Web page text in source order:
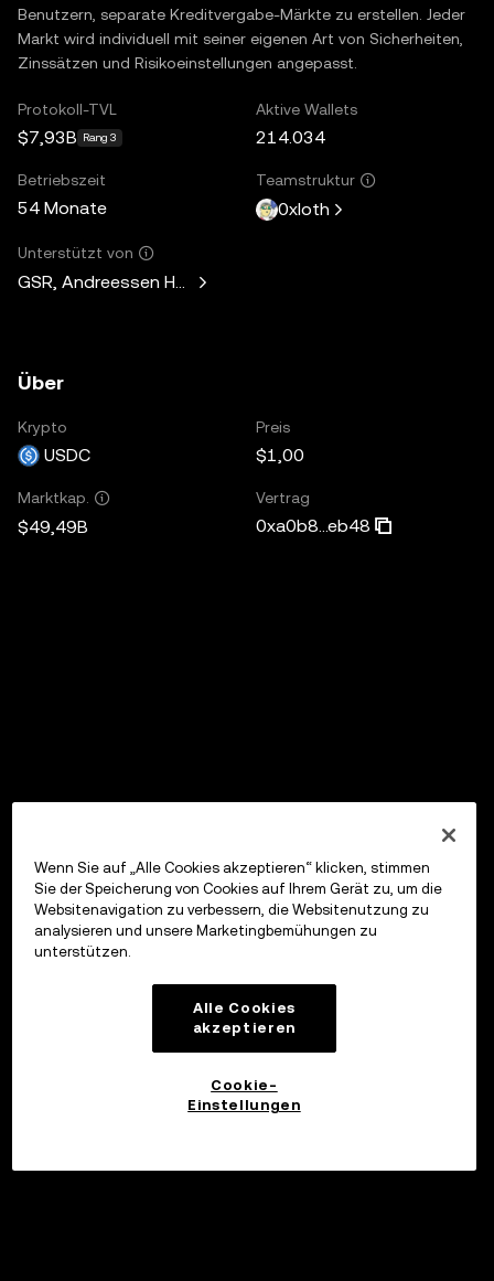
Benutzern, separate Kreditvergabe-Märkte zu erstellen. Jeder
Markt wird individuell mit seiner eigenen Art von Sicherheiten,
Zinssätzen und Risikoeinstellungen angepasst.
Protokoll-TVL
$7,93B Rang 3
Aktive Wallets
214.034
Betriebszeit
54 Monate
Teamstruktur
0xloth
Unterstützt von
GSR, Andreessen Horowitz, Mechanism Capital, Variant
Über
Krypto
USDC
Preis
$1,00
Marktkap.
$49,49B
Vertrag
0xa0b8...eb48
Wenn Sie auf „Alle Cookies akzeptieren“ klicken, stimmen
Sie der Speicherung von Cookies auf Ihrem Gerät zu, um die
Websitenavigation zu verbessern, die Websitenutzung zu
analysieren und unsere Marketingbemühungen zu
unterstützen.
Alle Cookies
akzeptieren
Cookie-
Einstellungen